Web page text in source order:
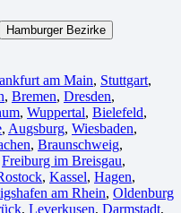
Hamburger Bezirke
am Main, Stuttgart,
, Bremen, Dresden,
, Wuppertal⁠, Bielefeld⁠,
, Augsburg, Wiesbaden⁠,
, Braunschweig,
Freiburg im Breisgau⁠,
, Kassel⁠, Hagen,
am Rhein⁠, Oldenburg
, Leverkusen, Darmstadt⁠,